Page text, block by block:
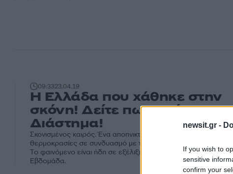
newsit.gr -
If you wish to
sensitive
confirm your
09:3323.04.19
Η Ελλάδα που χάθηκε στην
σκόνη! Δείτε πως φαίνεται
Διάστημα!
Σκονισμένος καιρός. Ένα αποπνικτικό κοκτέιλ δημιουργούν οι
θερμοκρασίες σε συνδυασμό με την μεταφορά σκόνης από
Το φαινόμενο είναι ήδη σε εξέλιξη και θα διαρκέσει όλη την
Εβδομάδα.